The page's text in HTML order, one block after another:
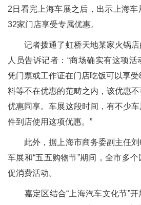
2日看完上海车展之后，出示上海
32家门店享受专属优惠。
记者拨通了虹桥天地某家火锅店
人员告诉记者：“商场确实有这项活
凭门票或工作证在门店吃饭可以享
料等不在优惠的范畴之内，该优惠
优惠同享。车展这段时间，有不少
件到店使用这项优惠。”
此外，据上海市商务委副主任刘
车展和“五五购物节”期间，全市多
促消费活动。
嘉定区结合“上海汽车文化节”开